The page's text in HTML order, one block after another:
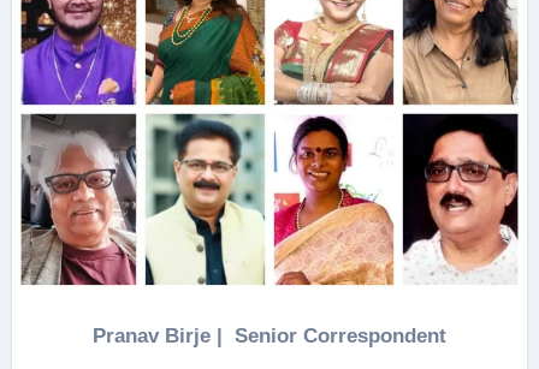
Pranav Birje | Senior Correspondent